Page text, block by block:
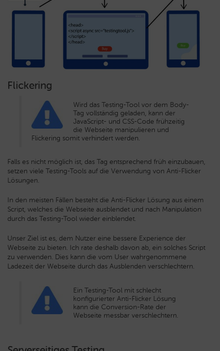
Flickering
Wird das Testing-Tool vor dem Body-
Tag vollständig geladen, kann der
JavaScript- und CSS-Code frühzeitig
die Webseite manipulieren und
Flickering somit verhindert werden.
Falls es nicht möglich ist, das Tag entsprechend früh einzubauen,
setzen viele Testing-Tools auf die Verwendung von Anti-Flicker
Lösungen.
In den meisten Fällen besteht die Anti-Flicker Lösung aus einem
Script, welches die Webseite ausblendet und nach Manipulation
durch das Testing-Tool wieder einblendet.
Unser Ziel ist es, dem Nutzer eine bessere Experience der
Webseite zu bieten. Ich rate deshalb davon ab, ein solches Script
zu verwenden. Dies kann die vom User wahrgenommene
Ladezeit der Webseite durch das Ausblenden verschlechtern.
Ein Testing-Tool mit schlecht
konfigurierter Anti-Flicker Lösung
kann die Conversion-Rate der
Webseite messbar verschlechtern.